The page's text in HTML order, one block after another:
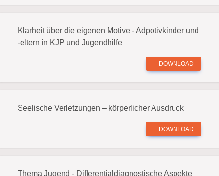
Klarheit über die eigenen Motive - Adpotivkinder und
-eltern in KJP und Jugendhilfe
DOWNLOAD
Seelische Verletzungen – körperlicher Ausdruck
DOWNLOAD
Thema Jugend - Differentialdiagnostische Aspekte